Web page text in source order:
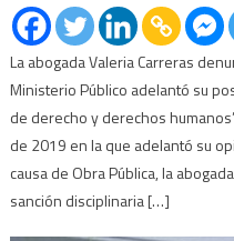
La abogada Valeria Carreras
Ministerio Público adelantó su
de derecho y derechos
de 2019 en la que adelantó su
causa de Obra Pública, la
sanción disciplinaria […]